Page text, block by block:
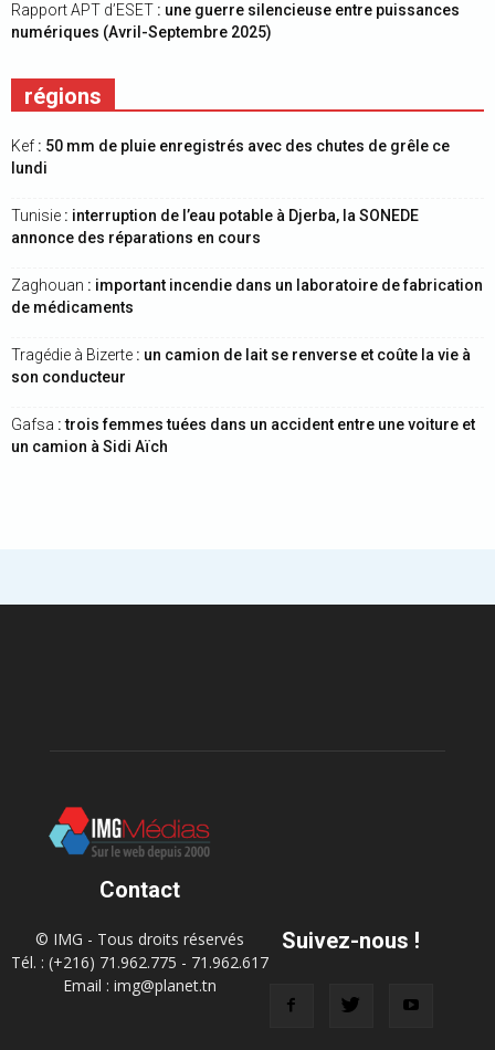
Rapport APT d’ESET : une guerre silencieuse entre puissances
numériques (Avril-Septembre 2025)
régions
Kef : 50 mm de pluie enregistrés avec des chutes de grêle ce
lundi
Tunisie : interruption de l’eau potable à Djerba, la SONEDE
annonce des réparations en cours
Zaghouan : important incendie dans un laboratoire de fabrication
de médicaments
Tragédie à Bizerte : un camion de lait se renverse et coûte la vie à
son conducteur
Gafsa : trois femmes tuées dans un accident entre une voiture et
un camion à Sidi Aïch
Contact
© IMG - Tous droits réservés
Tél. : (+216) 71.962.775 - 71.962.617
Email : img@planet.tn
Suivez-nous !